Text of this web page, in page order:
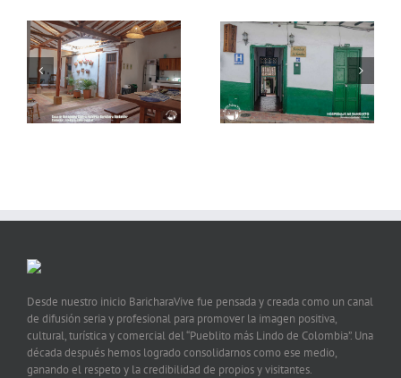
Hospedaje Mi Ranchito
Condominio Parque
Baviera
Desde nuestro inicio BaricharaVive fue pensada y creada como un canal
de difusión seria y profesional para promover la imagen positiva,
cultural, turística y comercial del “Pueblito más Lindo de Colombia”. Una
década después hemos logrado consolidarnos como ese medio,
ganando el respeto y la credibilidad de propios y visitantes.